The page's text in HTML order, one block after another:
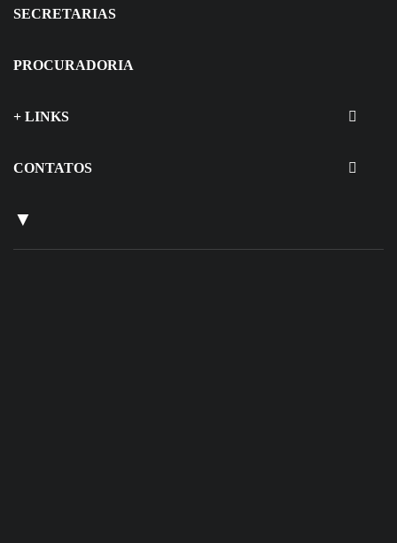
SECRETARIAS
PROCURADORIA
+ LINKS
CONTATOS
▼